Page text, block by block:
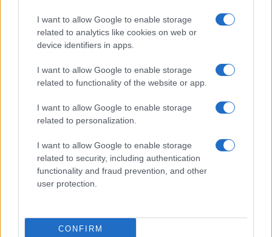
I want to allow Google to enable storage
related to analytics like cookies on web or
device identifiers in apps.
I want to allow Google to enable storage
related to functionality of the website or app.
I want to allow Google to enable storage
related to personalization.
I want to allow Google to enable storage
related to security, including authentication
functionality and fraud prevention, and other
user protection.
CONFIRM
Le ultime offerte di lavoro a Olbia e in Gallura
Cumuli di rifiuti a Santa Teresa Gallura, la